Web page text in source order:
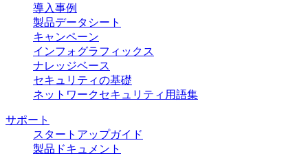
導入事例
製品データシート
キャンペーン
インフォグラフィックス
ナレッジベース
セキュリティの基礎
ネットワークセキュリティ用語集
サポート
スタートアップガイド
製品ドキュメント